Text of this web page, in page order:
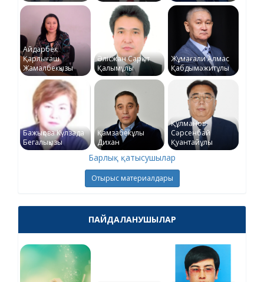
Айдарбек
Қарлығаш
Жамалбекқызы
Әлісжан Сарқыт
Қалымұлы
Жұмағали Алмас
Қабдымәжитұлы
Бажықова Күлзада
Бегалықызы
Қамзабекұлы
Дихан
Құлманов
Сәрсенбай
Қуантайұлы
Барлық қатысушылар
Отырыс материалдары
ПАЙДАЛАНУШЫЛАР